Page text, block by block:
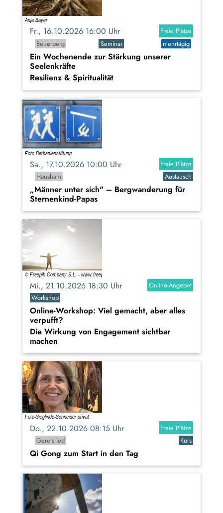
Fr., 16.10.2026 16:00 Uhr
Freie Plätze
Beuerberg
Seminar mehrtägig
Ein Wochenende zur Stärkung unserer
Seelenkräfte
Resilienz & Spiritualität
Sa., 17.10.2026 10:00 Uhr
Freie Plätze
Hausham
Austausch
„Männer unter sich" – Bergwanderung für
Sternenkind-Papas
Mi., 21.10.2026 18:30 Uhr
Online-Angebot
Workshop
Online-Workshop: Viel gemacht, aber alles
verpufft?
Die Wirkung von Engagement sichtbar
machen
Do., 22.10.2026 08:15 Uhr
Freie Plätze
Geretsried
Kurs
Qi Gong zum Start in den Tag